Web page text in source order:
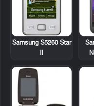
Samsung S5260 Star
II